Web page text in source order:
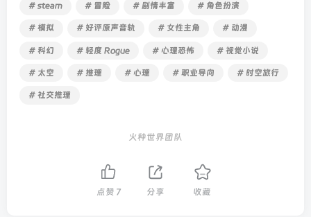
# steam # 冒险 # 剧情丰富 # 角色扮演
# 模拟 # 好评原声音轨 # 女性主角 # 动漫
# 科幻 # 轻度 Rogue # 心理恐怖 # 视觉小说
# 太空 # 推理 # 心理 # 职业导向 # 时空旅行
# 社交推理
火种世界团队
点赞 7 分享 收藏